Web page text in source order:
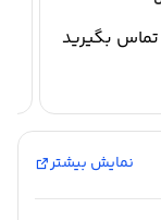
تماس بگیرید
نمایش بیشتر